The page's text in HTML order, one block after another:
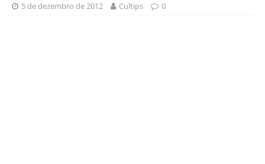
5 de dezembro de 2012 Cultips 0